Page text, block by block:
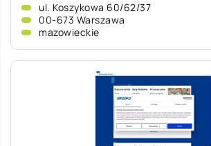
ul. Koszykowa 60/62/37
00-673 Warszawa
mazowieckie